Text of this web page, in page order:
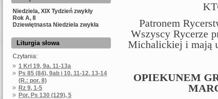
Niedziela, XIX Tydzień zwykły
Rok A, II
Dziewiętnasta Niedziela zwykła
Liturgia słowa
Czytania:
1 Krl 19, 9a. 11-13a
Ps 85 (84), 9ab i 10. 11-12. 13-14
(R.: por. 8)
Rz 9, 1-5
Por. Ps 130 (129), 5
Patronem
Wszyscy Rycerze
Michalickiej i mają
OPIEKUNEM